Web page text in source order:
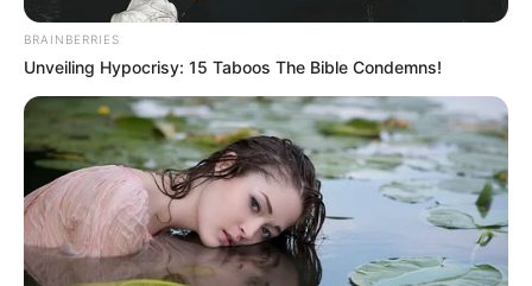
BRAINBERRIES
Unveiling Hypocrisy: 15 Taboos The Bible Condemns!